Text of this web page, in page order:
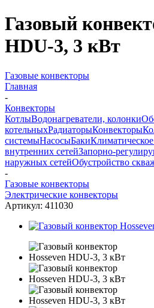
Газовый
HDU-3, 3 кВт
Газовые конвекторы
Главная
-
Конвекторы
КотлыВодонагреватели, колонки
котельныхРадиаторыКонвекторы
системыНасосыБаки
внутренних сетейЗапорно-
наружных сетейОбустройство
-
Газовые конвекторы
Электрические конвекторы
Артикул: 411030